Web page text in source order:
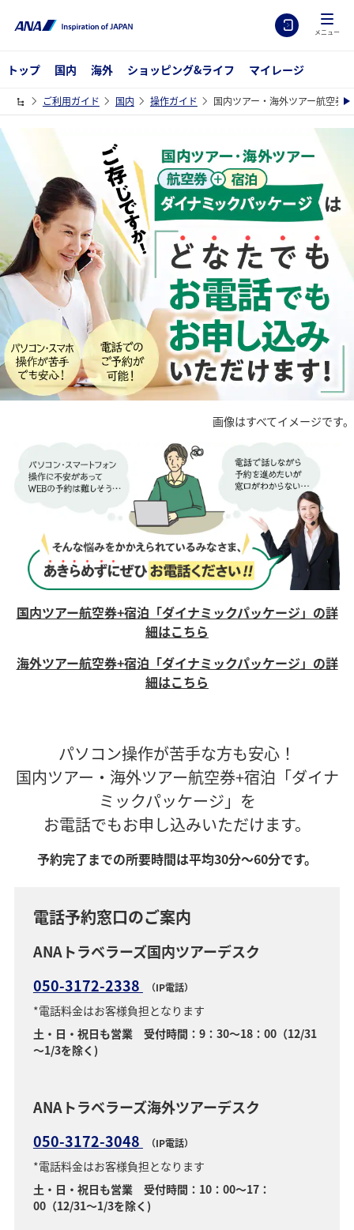
メニュー
トップ 国内 海外 ショッピング&ライフ マイレージ
ご利用ガイド 国内 操作ガイド 国内ツアー・海外ツアー航空券
画像はすべてイメージです。
国内ツアー航空券+宿泊「ダイナミックパッケージ」の詳
細はこちら
海外ツアー航空券+宿泊「ダイナミックパッケージ」の詳
細はこちら
パソコン操作が苦手な方も安心！
国内ツアー・海外ツアー航空券+宿泊「ダイナ
ミックパッケージ」を
お電話でもお申し込みいただけます。
予約完了までの所要時間は平均30分～60分です。
電話予約窓口のご案内
ANAトラベラーズ国内ツアーデスク
050-3172-2338
（IP電話）
*電話料金はお客様負担となります
土・日・祝日も営業 受付時間：9：30～18：00（12/31
～1/3を除く)
ANAトラベラーズ海外ツアーデスク
050-3172-3048
（IP電話）
*電話料金はお客様負担となります
土・日・祝日も営業 受付時間：10：00～17：
00（12/31～1/3を除く)